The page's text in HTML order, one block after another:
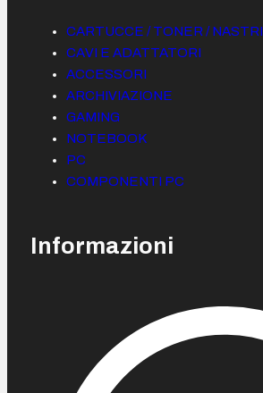
CARTUCCE / TONER / NASTRI
CAVI E ADATTATORI
ACCESSORI
ARCHIVIAZIONE
GAMING
NOTEBOOK
PC
COMPONENTI PC
Informazioni